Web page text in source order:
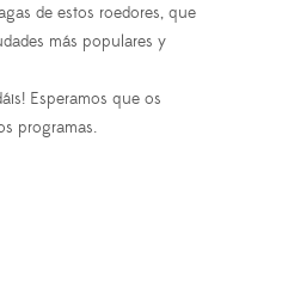
de estos roedores, que
más populares y
Esperamos que os
programas.